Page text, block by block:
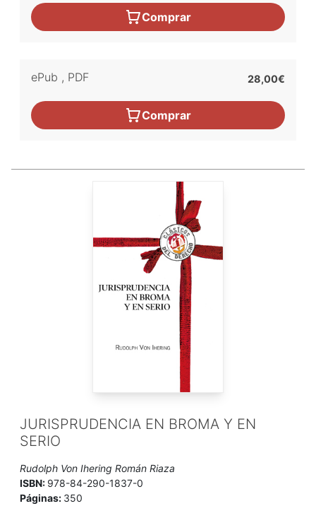
Comprar
ePub , PDF 28,00€
Comprar
JURISPRUDENCIA EN BROMA Y EN
SERIO
Rudolph Von Ihering Román Riaza
ISBN: 978-84-290-1837-0
Páginas: 350